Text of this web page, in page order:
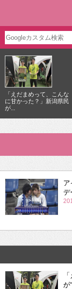
「えだまめって、こんな
に甘かった？」新潟県民
が...
ア
デ
が